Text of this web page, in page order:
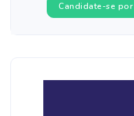
Candidate-se por